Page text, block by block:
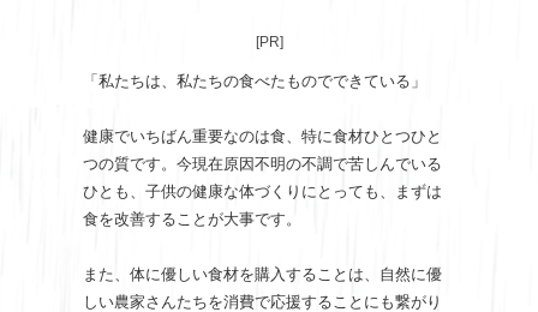
[PR]
「私たちは、私たちの食べたものでできている」
健康でいちばん重要なのは食、特に食材ひとつひと
つの質です。今現在原因不明の不調で苦しんでいる
ひとも、子供の健康な体づくりにとっても、まずは
食を改善することが大事です。
また、体に優しい食材を購入することは、自然に優
しい農家さんたちを消費で応援することにも繋がり